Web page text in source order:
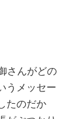
さんがどの
うメッセー
たのだか